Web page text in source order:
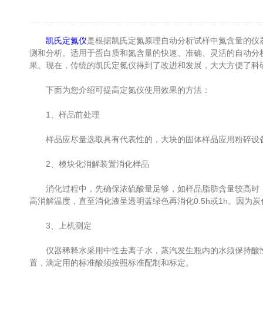
凯氏定氮仪是根据凯氏定氮原理自动分析试样中氮含量的
测和分析。适用于蛋白质和氮含量的快速、准确、灵活的自动
果。现在，传统的凯氏定氮仪得到了改进和发展，大大方便了科
下面为您介绍可提高定氮仪使用效果的方法：
1、样品前处理
样品应尽量选取具有代表性的，大块的固体样品应用粉碎设
2、模块化消解装置消化样品
消化过程中，先确保浓硫酸量足够，如样品脂肪含量较高时
高消解温度，直至消化液呈透明蓝绿色再消化0.5h或1h。因为
3、上机测定
仪器稀释水采用中性去离子水，蒸汽发生瓶内的水须保持酸
置，滴定用的标准酸须按照标准配制和标定。